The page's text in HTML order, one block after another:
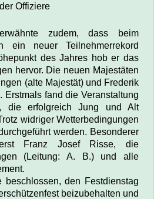
Offiziere
zudem, dass beim
ein neuer Teilnehmerrekord
des Jahres hob er das
hervor. Die neuen Majestäten
(alte Majestät) und Frederik
Erstmals fand die Veranstaltung
die erfolgreich Jung und Alt
widriger Wetterbedingungen
werden. Besonderer
Franz Josef Risse, die
(Leitung: A. B.) und alle
beschlossen, den Festdienstag
beizubehalten und